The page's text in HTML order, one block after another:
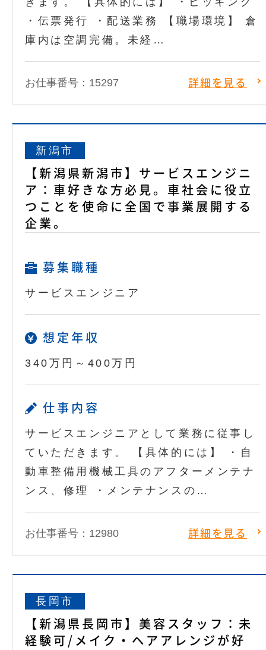
・伝票発行 ・配送業務 【職場環境】 倉
庫内は空調完備。未経…
お仕事番号：15297 詳細を見る
新潟市
【新潟県新潟市】サービスエンジニ
ア：車好きな方必見。車社会に役立
つことを使命に全国で事業展開する
企業。
募集職種
サービスエンジニア
想定年収
340万円～400万円
仕事内容
サービスエンジニアとして業務に従事し
ていただきます。 【具体的には】 ・自
動車整備用機械工具のアフターメンテナ
ンス、修理 ・メンテナンスの…
お仕事番号：12980 詳細を見る
長岡市
【新潟県長岡市】美容スタッフ：未
経験可/メイク・ヘアアレンジが好